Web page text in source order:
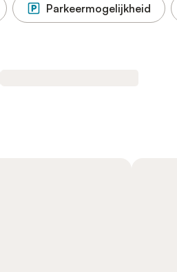
Parkeermogelijkheid